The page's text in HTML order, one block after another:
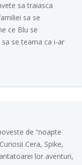
sa traiasca
sa se
ce Blu se
se teama ca i-ar
de “noapte
Cera, Spike,
lor aventuri,